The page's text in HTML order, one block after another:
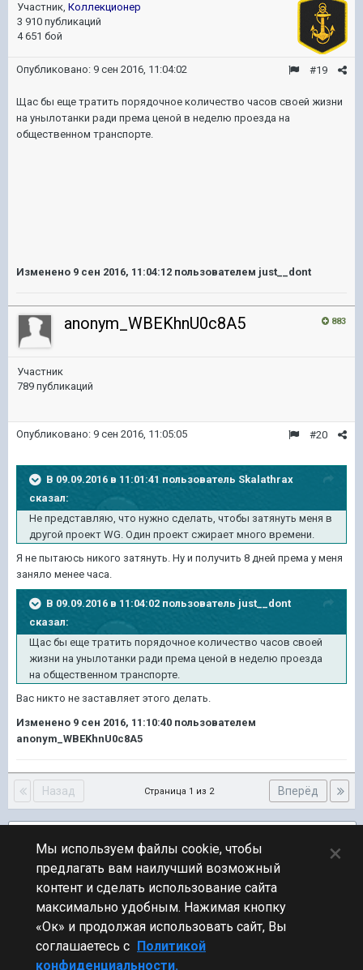
Участник, Коллекционер
3 910 публикаций
4 651 бой
#19
Опубликовано: 9 сен 2016, 11:04:02
Щас бы еще тратить порядочное количество часов своей жизни
на унылотанки ради према ценой в неделю проезда на
общественном транспорте.
Изменено 9 сен 2016, 11:04:12 пользователем just__dont
883
anonym_WBEKhnU0c8A5
Участник
789 публикаций
#20
Опубликовано: 9 сен 2016, 11:05:05
В 09.09.2016 в 11:01:41 пользователь Skalathrax
сказал:
Не представляю, что нужно сделать, чтобы затянуть меня в
другой проект WG. Один проект сжирает много времени.
Я не пытаюсь никого затянуть. Ну и получить 8 дней према у меня
заняло менее часа.
В 09.09.2016 в 11:04:02 пользователь just__dont
сказал:
Щас бы еще тратить порядочное количество часов своей
жизни на унылотанки ради према ценой в неделю проезда
на общественном транспорте.
Вас никто не заставляет этого делать.
Изменено 9 сен 2016, 11:10:40 пользователем
anonym_WBEKhnU0c8A5
Назад Вперёд
Страница 1 из 2
ПЕРЕЙТИ К СПИСКУ ТЕМ
Обсуждение Мира Кораблей
Стиль
Мы используем файлы cookie, чтобы
предлагать вам наилучший возможный
контент и сделать использование сайта
максимально удобным. Нажимая кнопку
«Ок» и продолжая использовать сайт, Вы
соглашаетесь с Политикой
конфиденциальности.
×